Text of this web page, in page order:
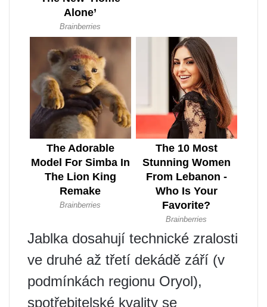
Jablka dosahují technické zralosti
ve druhé až třetí dekádě září (v
podmínkách regionu Oryol),
spotřebitelské kvality se